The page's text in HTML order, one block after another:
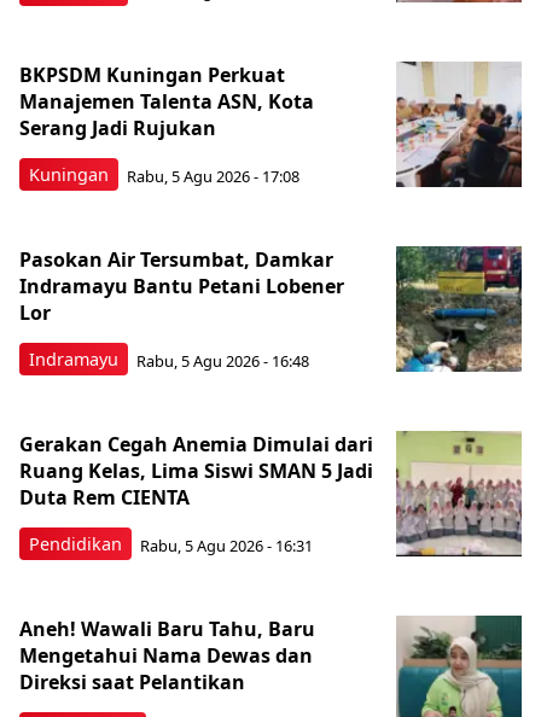
Kuningan
BKPSDM Kuningan Perkuat
Manajemen Talenta ASN, Kota
Serang Jadi Rujukan
Rabu, 5 Agu 2026 - 17:08
Indramayu
Pasokan Air Tersumbat, Damkar
Indramayu Bantu Petani Lobener
Lor
Rabu, 5 Agu 2026 - 16:48
Pendidikan
Gerakan Cegah Anemia Dimulai dari
Ruang Kelas, Lima Siswi SMAN 5 Jadi
Duta Rem CIENTA
Rabu, 5 Agu 2026 - 16:31
Aneh! Wawali Baru Tahu, Baru
Mengetahui Nama Dewas dan
Direksi saat Pelantikan